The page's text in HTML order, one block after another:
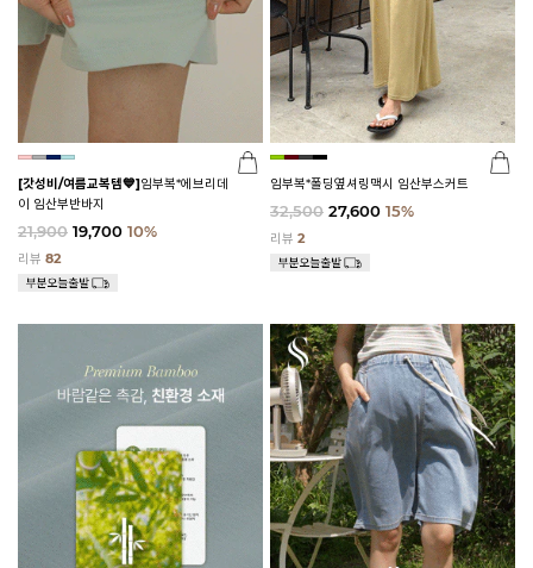
[갓성비/여름교복템💙]임부복*에브리데
이 임산부반바지
21,900 19,700 10%
리뷰 82
임부복*폴딩옆셔링맥시 임산부스커트
32,500 27,600 15%
리뷰 2